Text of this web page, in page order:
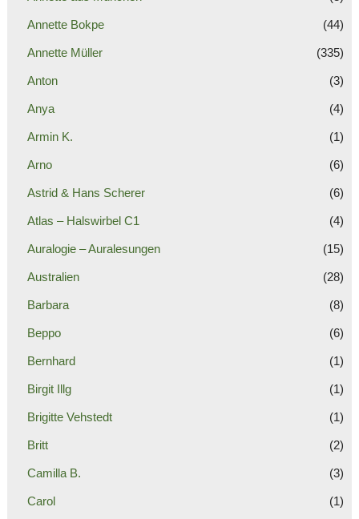
Annette Bokpe (44)
Annette Müller (335)
Anton (3)
Anya (4)
Armin K. (1)
Arno (6)
Astrid & Hans Scherer (6)
Atlas – Halswirbel C1 (4)
Auralogie – Auralesungen (15)
Australien (28)
Barbara (8)
Beppo (6)
Bernhard (1)
Birgit Illg (1)
Brigitte Vehstedt (1)
Britt (2)
Camilla B. (3)
Carol (1)